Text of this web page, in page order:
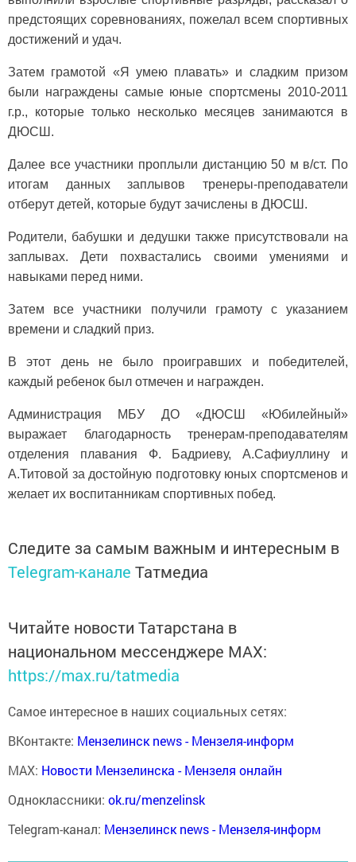
предстоящих соревнованиях, пожелал всем спортивных
достижений и удач.
Затем грамотой «Я умею плавать» и сладким призом
были награждены самые юные спортсмены 2010-2011
г.р., которые только несколько месяцев занимаются в
ДЮСШ.
Далее все участники проплыли дистанцию 50 м в/ст. По
итогам данных заплывов тренеры-преподаватели
отберут детей, которые будут зачислены в ДЮСШ.
Родители, бабушки и дедушки также присутствовали на
заплывах. Дети похвастались своими умениями и
навыками перед ними.
Затем все участники получили грамоту с указанием
времени и сладкий приз.
В этот день не было проигравших и победителей,
каждый ребенок был отмечен и награжден.
Администрация МБУ ДО «ДЮСШ «Юбилейный»
выражает благодарность тренерам-преподавателям
отделения плавания Ф. Бадриеву, А.Сафиуллину и
А.Титовой за достойную подготовку юных спортсменов и
желает их воспитанникам спортивных побед.
Следите за самым важным и интересным в
Telegram-канале Татмедиа
Читайте новости Татарстана в
национальном мессенджере MАХ:
https://max.ru/tatmedia
Самое интересное в наших социальных сетях:
ВКонтакте: Мензелинск news - Мензеля-информ
MAX: Новости Мензелинска - Мензеля онлайн
Одноклассники: ok.ru/menzelinsk
Telegram-канал: Мензелинск news - Мензеля-информ